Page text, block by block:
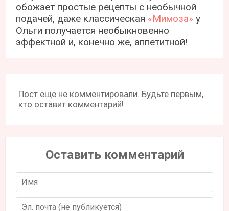
обожает простые рецепты с необычной
подачей, даже классическая «Мимоза» у
Ольги получается необыкновенно
эффектной и, конечно же, аппетитной!
Пост еще не комментировали. Будьте первым,
кто оставит комментарий!
Оставить комментарий